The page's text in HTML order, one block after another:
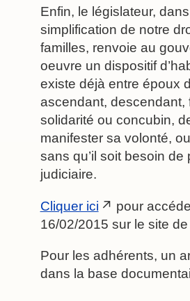
Enfin, le législateur,
simplification de notre
familles, renvoie au
oeuvre un dispositif
existe déjà entre époux
ascendant, descendant,
solidarité ou concubin,
manifester sa volonté,
sans qu’il soit besoin
judiciaire.
Cliquer ici
pour
16/02/2015 sur le site
Pour les adhérents, un
dans la base